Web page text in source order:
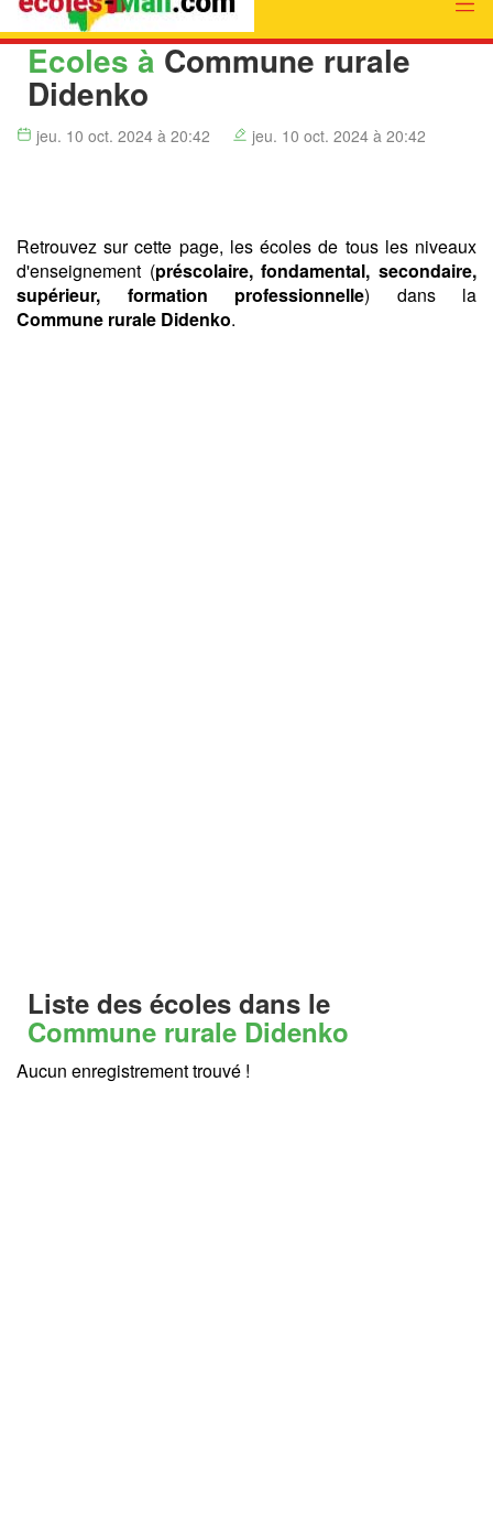
Ecoles à Commune rurale
Didenko
jeu. 10 oct. 2024 à 20:42 jeu. 10 oct. 2024 à 20:42
Retrouvez sur cette page, les écoles de tous les niveaux
d'enseignement (préscolaire, fondamental, secondaire,
supérieur, formation professionnelle) dans la
Commune rurale Didenko.
Liste des écoles dans le
Commune rurale Didenko
Aucun enregistrement trouvé !